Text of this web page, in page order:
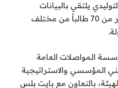
يلتقي بالبيانات
المفتوحة»، شارك فيها أكثر من 70 طالباً من مختلف
المواصلات العامة
المؤسسي والاستراتيجية
بالتعاون مع بايت بلس